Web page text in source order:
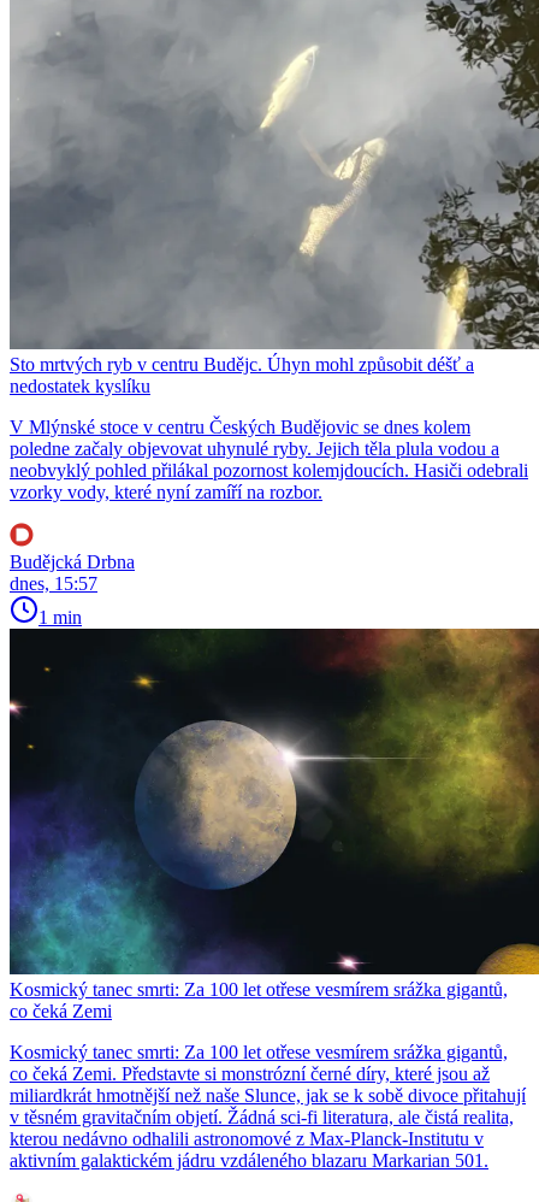
Sto mrtvých ryb v centru Budějc. Úhyn mohl způsobit déšť a
nedostatek kyslíku
V Mlýnské stoce v centru Českých Budějovic se dnes kolem
poledne začaly objevovat uhynulé ryby. Jejich těla plula vodou a
neobvyklý pohled přilákal pozornost kolemjdoucích. Hasiči odebrali
vzorky vody, které nyní zamíří na rozbor.
Budějcká Drbna
dnes, 15:57
1 min
Kosmický tanec smrti: Za 100 let otřese vesmírem srážka gigantů,
co čeká Zemi
Kosmický tanec smrti: Za 100 let otřese vesmírem srážka gigantů,
co čeká Zemi. Představte si monstrózní černé díry, které jsou až
miliardkrát hmotnější než naše Slunce, jak se k sobě divoce přitahují
v těsném gravitačním objetí. Žádná sci-fi literatura, ale čistá realita,
kterou nedávno odhalili astronomové z Max-Planck-Institutu v
aktivním galaktickém jádru vzdáleného blazaru Markarian 501.